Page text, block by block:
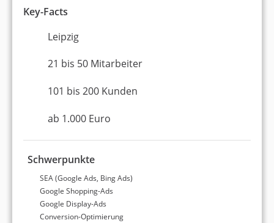
WordPress
Erstellung eines Online-Shops
Amazon
Entwicklung einer Digital-Strategie
Content-Marketing
Markenaufbau und -strategie
Werbekampagnen entwickeln
Key-Facts
Leipzig
21 bis 50 Mitarbeiter
101 bis 200 Kunden
ab 1.000 Euro
Schwerpunkte
SEA (Google Ads, Bing Ads)
Google Shopping-Ads
Google Display-Ads
Conversion-Optimierung